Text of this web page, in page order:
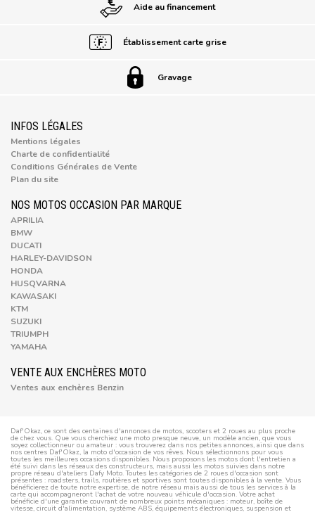
Aide au financement
Établissement carte grise
Gravage
INFOS LÉGALES
Mentions légales
Charte de confidentialité
Conditions Générales de Vente
Plan du site
NOS MOTOS OCCASION PAR MARQUE
APRILIA
BMW
DUCATI
HARLEY-DAVIDSON
HONDA
HUSQVARNA
KAWASAKI
KTM
SUZUKI
TRIUMPH
YAMAHA
VENTE AUX ENCHÈRES MOTO
Ventes aux enchères Benzin
Daf'Okaz, ce sont des centaines d'annonces de motos, scooters et 2 roues au plus proche
de chez vous. Que vous cherchiez une moto presque neuve, un modèle ancien, que vous
soyez collectionneur ou amateur : vous trouverez dans nos petites annonces, ainsi que dans
nos centres Daf'Okaz, la moto d'occasion de vos rêves. Nous sélectionnons pour vous
toutes les meilleures occasions disponibles. Nous proposons les motos dont l'entretien a
été suivi dans les réseaux des constructeurs, mais aussi les motos suivies dans notre
propre réseau d'ateliers Dafy Moto. Toutes les catégories de 2 roues d'occasion sont
présentes : roadsters, trails, routières et sportives sont toutes disponibles à la vente. Vous
bénéficierez de toute notre expertise, de notre réseau mais aussi de tous les services à la
carte qui accompagneront l'achat de votre nouveau véhicule d'occasion. Votre achat
bénéficie d'une garantie couvrant de nombreux points mécaniques : moteur, boîte de
vitesse, circuit d'alimentation, système ABS, équipements électroniques, suspension et